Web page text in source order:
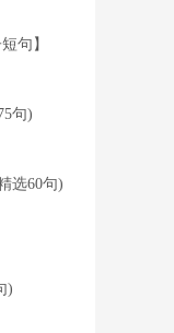
句】
句)
选60句)
)